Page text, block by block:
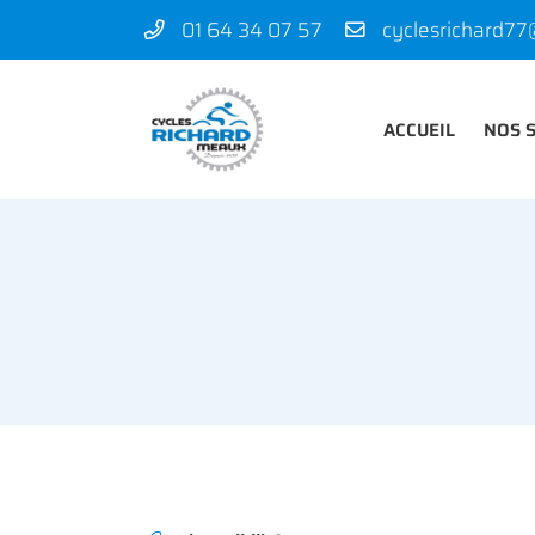
01 64 34 07 57
ACCUEIL NOS
50 rue des Madeleines
77100 Mareuil-lès-Meaux
01 64 34 07 57